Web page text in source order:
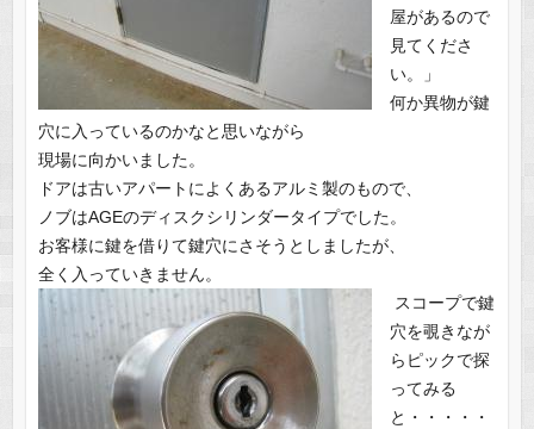
屋があるので
見てくださ
い。」
何か異物が鍵
穴に入っているのかなと思いながら
現場に向かいました。
ドアは古いアパートによくあるアルミ製のもので、
ノブはAGEのディスクシリンダータイプでした。
お客様に鍵を借りて鍵穴にさそうとしましたが、
全く入っていきません。
スコープで鍵
穴を覗きなが
らピックで探
ってみる
と・・・・・